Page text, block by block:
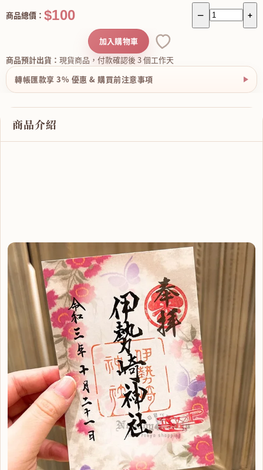
－ +
商品總價： $100
商品預計出貨： 現貨商品，付款確認後 3 個工作天
加入購物車
轉帳匯款享 3% 優惠 & 購買前注意事項
商品介紹